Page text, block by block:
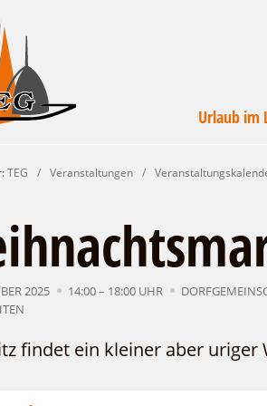
Urlaub im
Urlaub
TEG / Veranstaltungen /
2025 14:00 – 18:00 UHR
findet ein kleiner aber